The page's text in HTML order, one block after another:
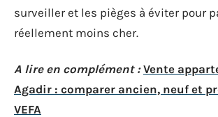
surveiller et les pièges à éviter pour
réellement moins cher.
A lire en complément : Vente
Agadir : comparer ancien, neuf et
VEFA